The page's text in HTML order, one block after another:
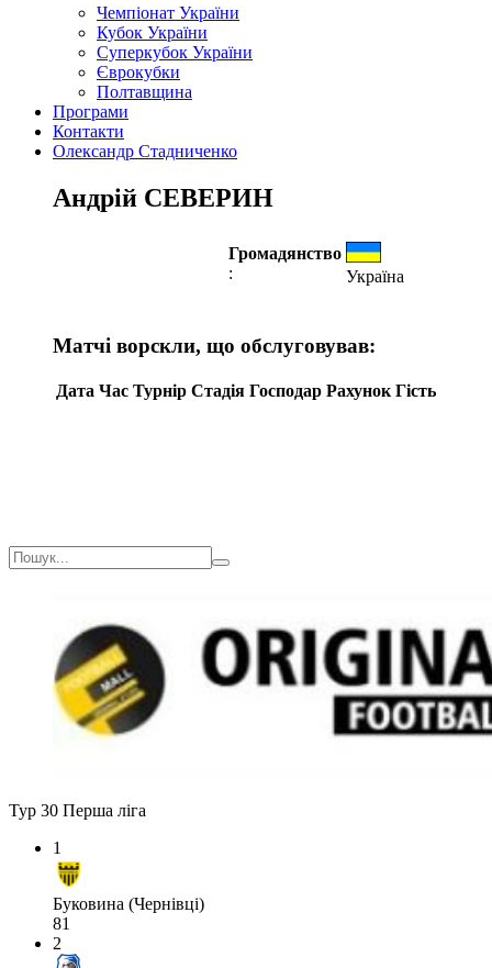
Чемпіонат України
Кубок України
Суперкубок України
Єврокубки
Полтавщина
Програми
Контакти
Олександр Стадниченко
Андрій СЕВЕРИН
Громадянство
:
Україна
Матчі ворскли, що обслуговував:
Дата Час Турнір Стадія Господар Рахунок Гість
Тур 30 Перша ліга
1
Буковина (Чернівці)
81
2